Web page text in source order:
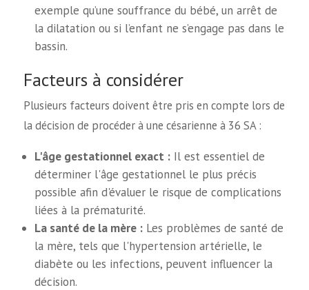
exemple qu’une souffrance du bébé, un arrêt de
la dilatation ou si l’enfant ne s’engage pas dans le
bassin.
Facteurs à considérer
Plusieurs facteurs doivent être pris en compte lors de
la décision de procéder à une césarienne à 36 SA :
L'âge gestationnel exact : Il est essentiel de
déterminer l'âge gestationnel le plus précis
possible afin d'évaluer le risque de complications
liées à la prématurité.
La santé de la mère : Les problèmes de santé de
la mère, tels que l'hypertension artérielle, le
diabète ou les infections, peuvent influencer la
décision.